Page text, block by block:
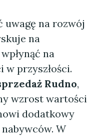
na rozwój
na
na
przyszłości.
Rudno,
wzrost wartości
dodatkowy
W